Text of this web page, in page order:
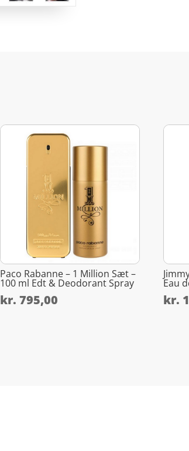
Paco Rabanne – 1 Million Sæt –
100 ml Edt & Deodorant Spray
kr. 795,00
Eau
kr.